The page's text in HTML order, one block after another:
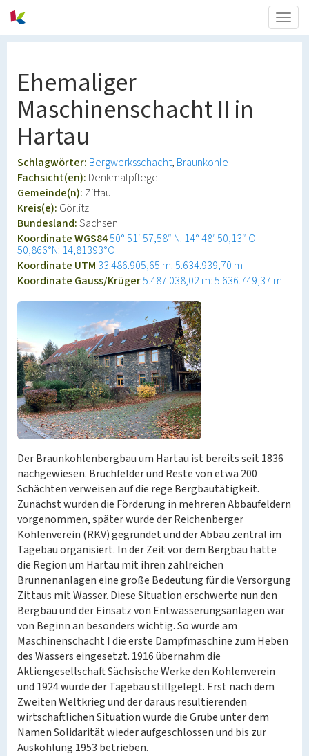
Ehemaliger
Maschinenschacht II in
Hartau
Schlagwörter: Bergwerksschacht Braunkohle
Fachsicht(en): Denkmalpflege
Gemeinde(n): Zittau
Kreis(e): Görlitz
Bundesland:Sachsen
Koordinate WGS8450° 51′ 57,58″ N: 14° 48′ 50,13″ O
50,866°N: 14,81393°O
Koordinate UTM 33.486.905,65 m: 5.634.939,70 m
Koordinate Gauss/Krüger5.487.038,02 m: 5.636.749,37 m
Der Braunkohlenbergbau um Hartau ist bereits seit 1836
nachgewiesen. Bruchfelder und Reste von etwa 200
Schächten verweisen auf die rege Bergbautätigkeit.
Zunächst wurden die Förderung in mehreren Abbaufeldern
vorgenommen, später wurde der Reichenberger
Kohlenverein (RKV) gegründet und der Abbau zentral im
Tagebau organisiert. In der Zeit vor dem Bergbau hatte
die Region um Hartau mit ihren zahlreichen
Brunnenanlagen eine große Bedeutung für die Versorgung
Zittaus mit Wasser. Diese Situation erschwerte nun den
Bergbau und der Einsatz von Entwässerungsanlagen war
von Beginn an besonders wichtig. So wurde am
Maschinenschacht I die erste Dampfmaschine zum Heben
des Wassers eingesetzt. 1916 übernahm die
Aktiengesellschaft Sächsische Werke den Kohlenverein
und 1924 wurde der Tagebau stillgelegt. Erst nach dem
Zweiten Weltkrieg und der daraus resultierenden
wirtschaftlichen Situation wurde die Grube unter dem
Namen Solidarität wieder aufgeschlossen und bis zur
Auskohlung 1953 betrieben.